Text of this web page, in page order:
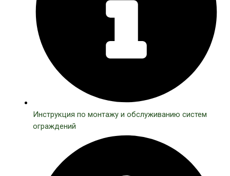
Инструкция по монтажу и обслуживанию систем
ограждений